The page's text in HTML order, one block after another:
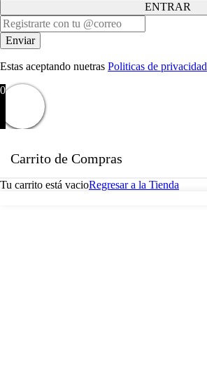
ENTRAR
Estas aceptando nuetras Politicas de privacidad
0
Carrito de Compras
Tu carrito está vacioRegresar a la Tienda